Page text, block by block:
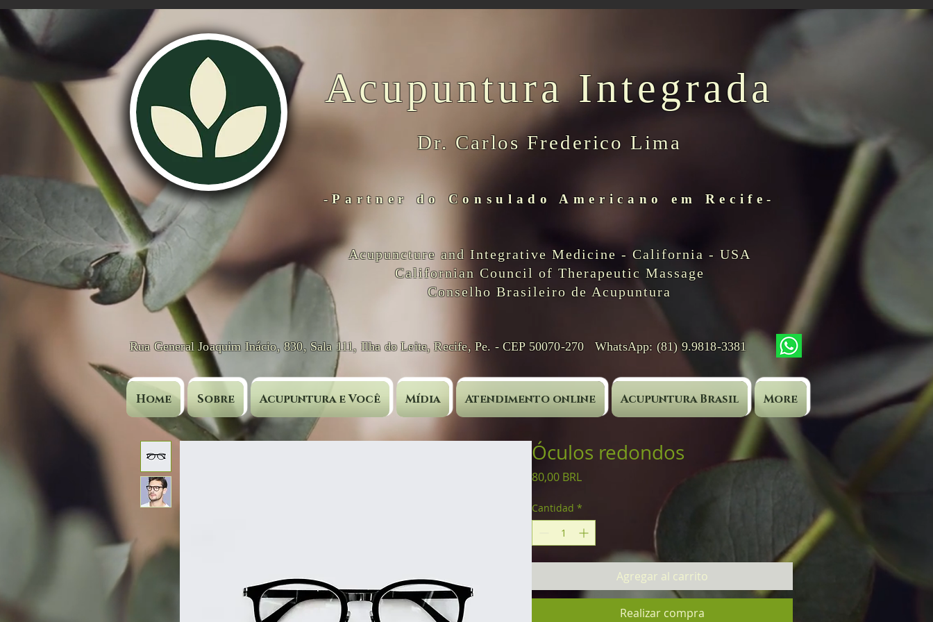
Acupuntura Integrada
Dr. Carlos Frederico Lima
-Partner do Consulado Americano em Recife-
Acupuncture and Integrative Medicine - California - USA
Californian Council of Therapeutic Massage
Conselho Brasileiro de Acupuntura
Rua General Joaquim Inácio, 830, Sala 111, Ilha do Leite, Recife, Pe. - CEP 50070-270 WhatsApp: (81) 9.9818-3381
Home Sobre Acupuntura e Você Mídia Atendimento online Acupuntura Brasil More
Óculos redondos
80,00 BRLPrecio
Cantidad *
Agregar al carrito
Realizar compra